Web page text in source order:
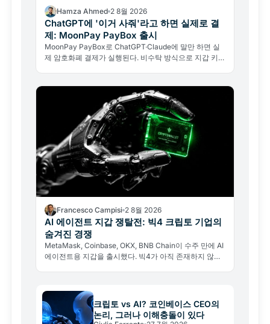
Hamza Ahmed 2 8월 2026
ChatGPT에 '이거 사줘'라고 하면 실제로 결
제: MoonPay PayBox 출시
MoonPay PayBox로 ChatGPT·Claude에 말만 하면 실
제 암호화폐 결제가 실행된다. 비수탁 방식으로 지갑 키를
Francesco Campisi 2 8월 2026
AI 에이전트 지갑 쟁탈전: 빅4 크립토 기업의
숨겨진 경쟁
MetaMask, Coinbase, OKX, BNB Chain이 수주 만에 AI
에이전트용 지갑을 출시했다. 빅4가 아직 존재하지 않는
크립토 vs AI? 코인베이스 CEO의
논리, 그러나 이해충돌이 있다